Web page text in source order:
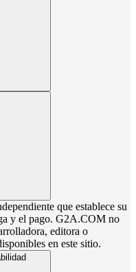
que establece su
y el pago. G2A.COM no
editora o
en este sitio.